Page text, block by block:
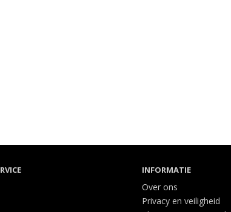
INFORMATIE
Over ons
Privacy en veiligheid